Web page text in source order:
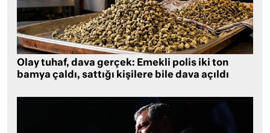
Olay tuhaf, dava gerçek: Emekli polis iki ton
bamya çaldı, sattığı kişilere bile dava açıldı